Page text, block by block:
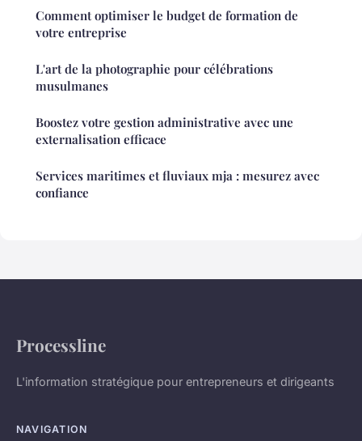
Comment optimiser le budget de formation de
votre entreprise
L'art de la photographie pour célébrations
musulmanes
Boostez votre gestion administrative avec une
externalisation efficace
Services maritimes et fluviaux mja : mesurez avec
confiance
Processline
L'information stratégique pour entrepreneurs et dirigeants
NAVIGATION